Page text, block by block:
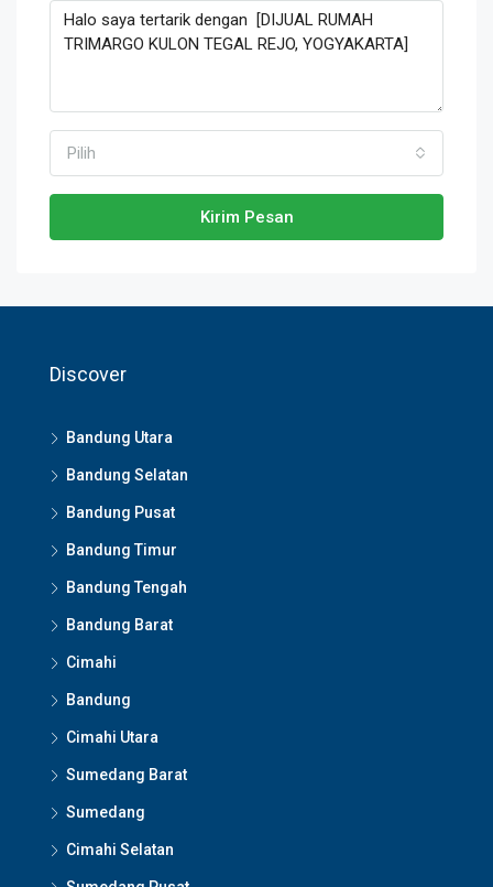
Pilih
Kirim Pesan
Discover
Bandung Utara
Bandung Selatan
Bandung Pusat
Bandung Timur
Bandung Tengah
Bandung Barat
Cimahi
Bandung
Cimahi Utara
Sumedang Barat
Sumedang
Cimahi Selatan